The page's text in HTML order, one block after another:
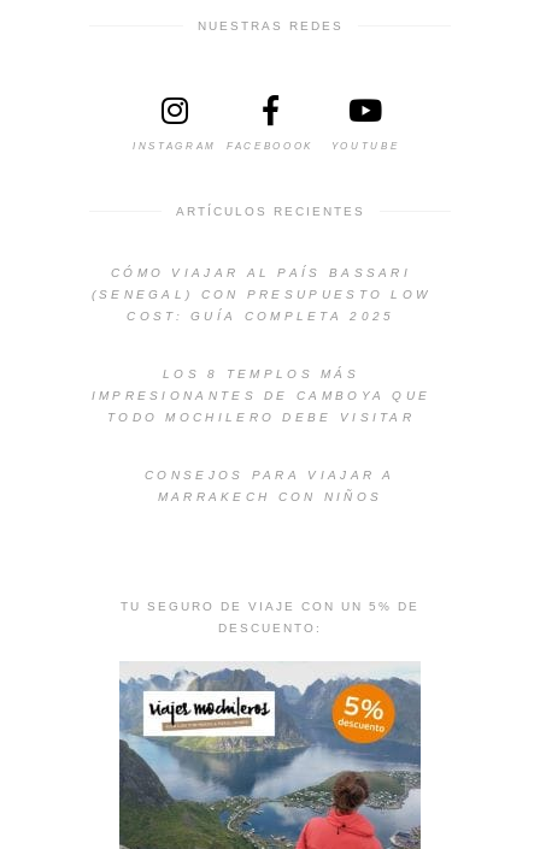
NUESTRAS REDES
INSTAGRAM FACEBOOOK YOUTUBE
ARTÍCULOS RECIENTES
CÓMO VIAJAR AL PAÍS BASSARI
(SENEGAL) CON PRESUPUESTO LOW
COST: GUÍA COMPLETA 2025
LOS 8 TEMPLOS MÁS
IMPRESIONANTES DE CAMBOYA QUE
TODO MOCHILERO DEBE VISITAR
CONSEJOS PARA VIAJAR A
MARRAKECH CON NIÑOS
TU SEGURO DE VIAJE CON UN 5% DE
DESCUENTO: